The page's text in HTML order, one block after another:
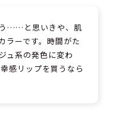
……と思いきや、肌
ラーです。時間がた
ュ系の発色に変わ
感リップを買うなら